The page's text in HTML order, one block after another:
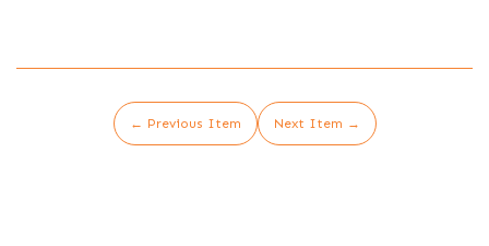
← Previous Item Next Item →